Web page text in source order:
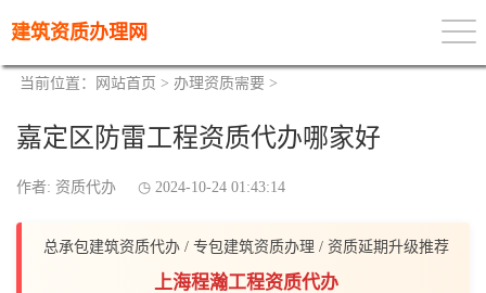
建筑资质办理网
当前位置： 网站首页 > 办理资质需要 >
嘉定区防雷工程资质代办哪家好
作者: 资质代办 2024-10-24 01:43:14
总承包建筑资质代办 / 专包建筑资质办理 / 资质延期升级推荐
上海程瀚工程资质代办